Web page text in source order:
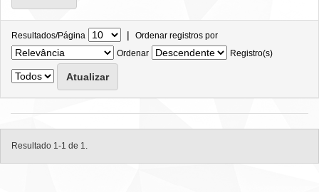
Resultados/Página | Ordenar registros por
Ordenar
Registro(s)
Resultado 1-1 de 1.